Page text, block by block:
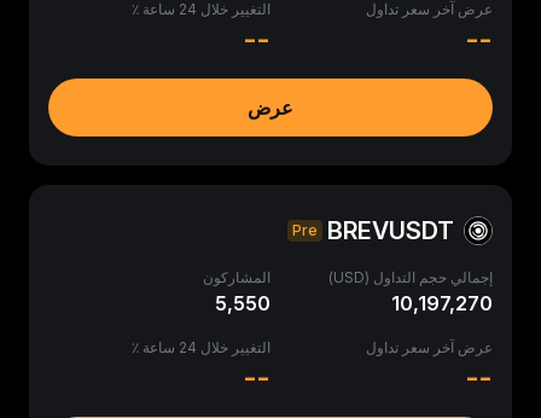
عرض آخر سعر تداول
--
التغيير خلال 24 ساعة ٪
--
عرض
BREVUSDT
Pre
إجمالي حجم التداول (USD)
10,197,270
المشاركون
5,550
عرض آخر سعر تداول
--
التغيير خلال 24 ساعة ٪
--